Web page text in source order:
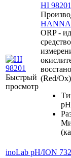
Быстрый
просмотр
HI 98201
HANNA
ORP -
(Red/
inoLab pH/ION